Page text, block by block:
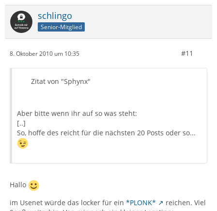
schlingo
Senior-Mitglied
8. Oktober 2010 um 10:35 #11
Zitat von "Sphynx"
Aber bitte wenn ihr auf so was steht:
[..]
So, hoffe des reicht für die nächsten 20 Posts oder so...
Hallo
im Usenet würde das locker für ein *PLONK*
reichen. Viel